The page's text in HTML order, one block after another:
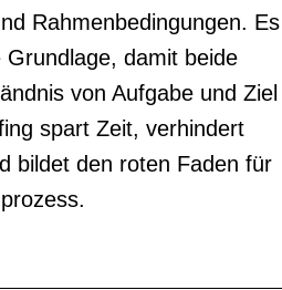
Rahmenbedingungen. Es
damit beide
von Aufgabe und Ziel
spart Zeit, verhindert
bildet den roten Faden für